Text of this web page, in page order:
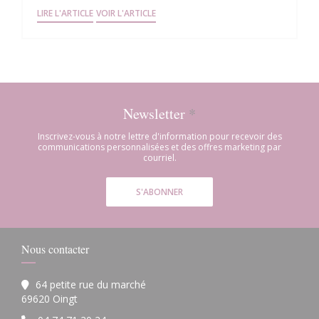
LIRE L'ARTICLE((OUVRE UNE NOUVELLE FENÊTRE))
VOIR L'ARTICLE((OUVRE UNE NOUVELLE FENÊTRE))
Newsletter *
Inscrivez-vous à notre lettre d'information pour recevoir des
communications personnalisées et des offres marketing par
courriel.
S'ABONNER
Nous contacter
64 petite rue du marché
69620 Oingt